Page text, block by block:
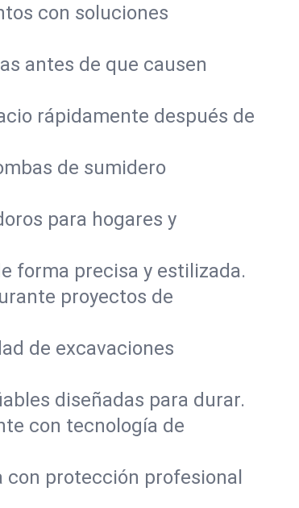
con soluciones
antes de que causen
rápidamente después de
de sumidero
para hogares y
forma precisa y estilizada.
proyectos de
de excavaciones
diseñadas para durar.
con tecnología de
protección profesional